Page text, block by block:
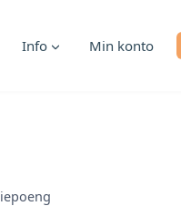
Info Min konto